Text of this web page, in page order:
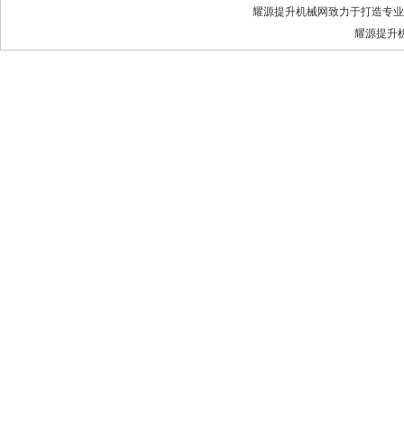
耀源提升机械网致力于打造专
耀源提升